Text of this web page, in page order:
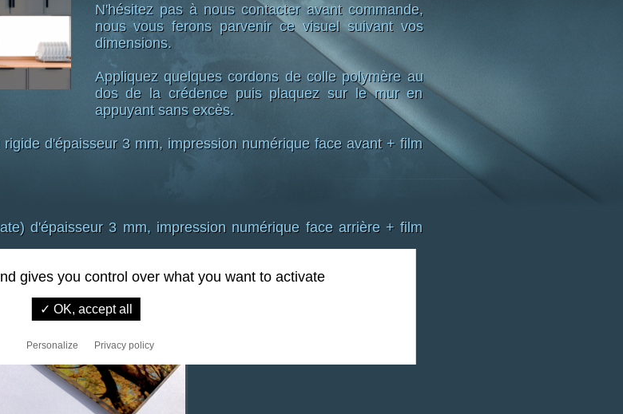
N'hésitez pas à nous contacter avant commande,
nous vous ferons parvenir ce visuel suivant vos
dimensions.
Appliquez quelques cordons de colle polymère au
dos de la crédence puis plaquez sur le mur en
appuyant sans excès.
d'épaisseur 3 mm, impression numérique face avant + film
d'épaisseur 3 mm, impression numérique face arrière + film
gives you control over what you want to activate
✓ OK, accept all
Personalize Privacy policy